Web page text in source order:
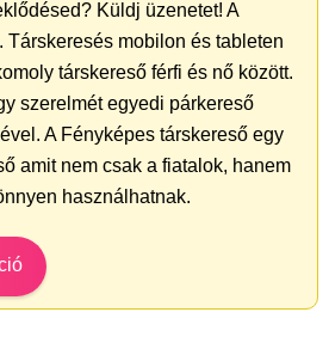
Küldj üzenetet! A
Társkeresés mobilon és tableten
társkereső férfi és nő között.
szerelmét egyedi párkereső
A Fényképes társkereső egy
amit nem csak a fiatalok, hanem
használhatnak.